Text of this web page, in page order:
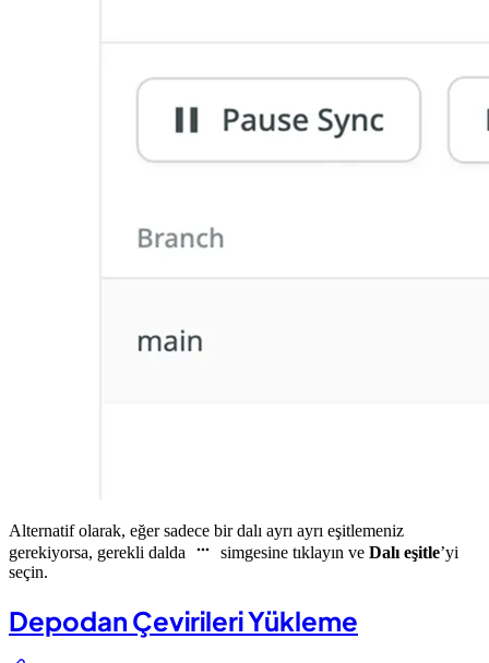
Alternatif olarak, eğer sadece bir dalı ayrı ayrı eşitlemeniz
gerekiyorsa, gerekli dalda
simgesine tıklayın ve Dalı eşitle’yi
seçin.
Depodan Çevirileri Yükleme